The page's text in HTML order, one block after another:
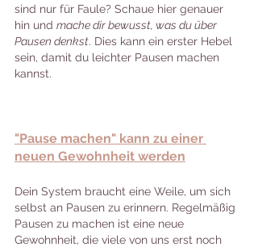
sind nur für Faule? Schaue hier genauer
hin und mache dir bewusst, was du über
Pausen denkst. Dies kann ein erster Hebel
sein, damit du leichter Pausen machen
kannst.
"Pause machen" kann zu einer
neuen Gewohnheit werden
Dein System braucht eine Weile, um sich
selbst an Pausen zu erinnern. Regelmäßig
Pausen zu machen ist eine neue
Gewohnheit, die viele von uns erst noch